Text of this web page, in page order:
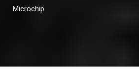
Microchip